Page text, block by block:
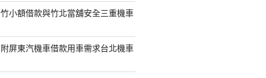
小額借款與竹北當舖安全三重機車
屏東汽機車借款用車需求台北機車